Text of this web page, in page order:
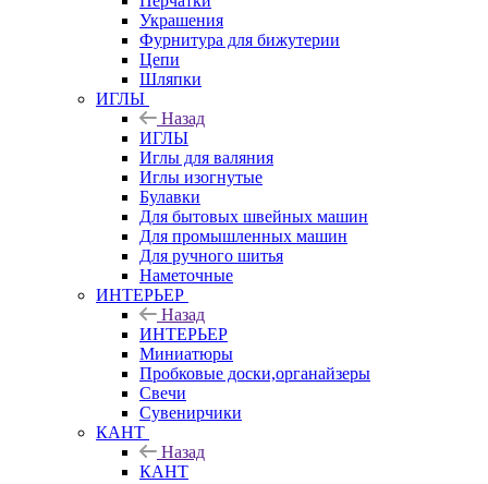
Украшения
Фурнитура для бижутерии
Цепи
Шляпки
ИГЛЫ
Назад
ИГЛЫ
Иглы для валяния
Иглы изогнутые
Булавки
Для бытовых швейных машин
Для промышленных машин
Для ручного шитья
Наметочные
ИНТЕРЬЕР
Назад
ИНТЕРЬЕР
Миниатюры
Пробковые доски,органайзеры
Свечи
Сувенирчики
КАНТ
Назад
КАНТ